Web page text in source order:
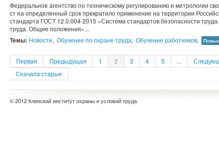
Федеральное агентство по техническому регулированию и метрологии
ст на определенный срок прекратило применение на территории
стандарта ГОСТ 12.0.004-2015 «Система стандартов безопасности
труда. Общие положения»...
Темы: Новости, Обучение по охране труда, Обучение работников,
Первая Предыдущая 1 2 3 4 5 ...
Сначала старые
© 2012 Клинский институт охраны и условий труда